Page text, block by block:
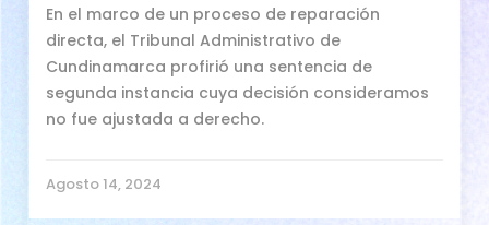
En el marco de un proceso de reparación
directa, el Tribunal Administrativo de
Cundinamarca profirió una sentencia de
segunda instancia cuya decisión consideramos
no fue ajustada a derecho.
Agosto 14, 2024